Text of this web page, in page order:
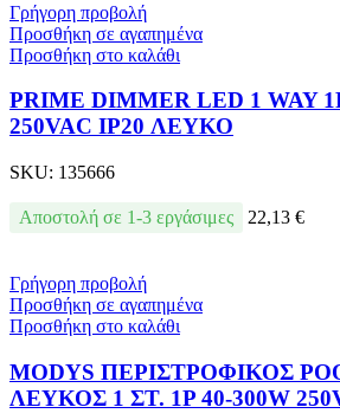
Γρήγορη προβολή
Προσθήκη σε αγαπημένα
Προσθήκη στο καλάθι
PRIME DIMMER LED 1 WAY
250VAC IP20 ΛΕΥΚΟ
SKU: 135666
Αποστολή σε 1-3 εργάσιμες 22,13 €
Γρήγορη προβολή
Προσθήκη σε αγαπημένα
Προσθήκη στο καλάθι
MODYS ΠΕΡΙΣΤΡΟΦΙΚΟΣ
ΛΕΥΚΟΣ 1 ΣΤ. 1P 40-300W